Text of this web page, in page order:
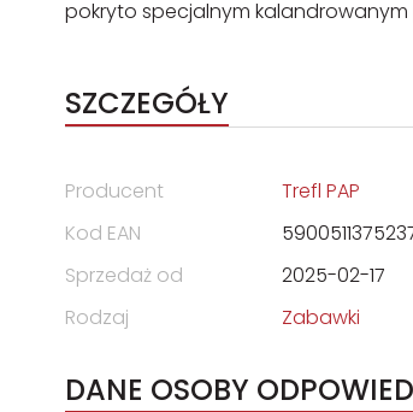
pokryto specjalnym kalandrowanym
SZCZEGÓŁY
Producent
Trefl PAP
Kod EAN
Sprzedaż od
2025-02-17
Rodzaj
Zabawki
DANE OSOBY